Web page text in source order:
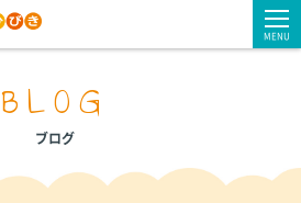
MENU
BLOG
ブログ